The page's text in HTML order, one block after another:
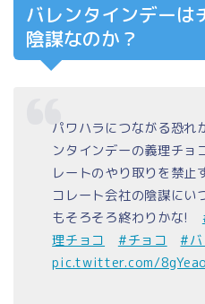
バレンタインデーは
陰謀なのか？
パワハラにつながる恐れ
ンタインデーの義理チョ
レートのやり取りを禁止
コレート会社の陰謀にい
もそろそろ終わりかな!
理チョコ
#チョコ
#バ
pic.twitter.com/